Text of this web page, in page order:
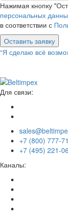
Нажимая кнопку
персональных
в соответствии с
Оставить заявку
“Я сделаю всё
Для связи:
+7 (800) 777-
+7 (495) 221-
Каналы: